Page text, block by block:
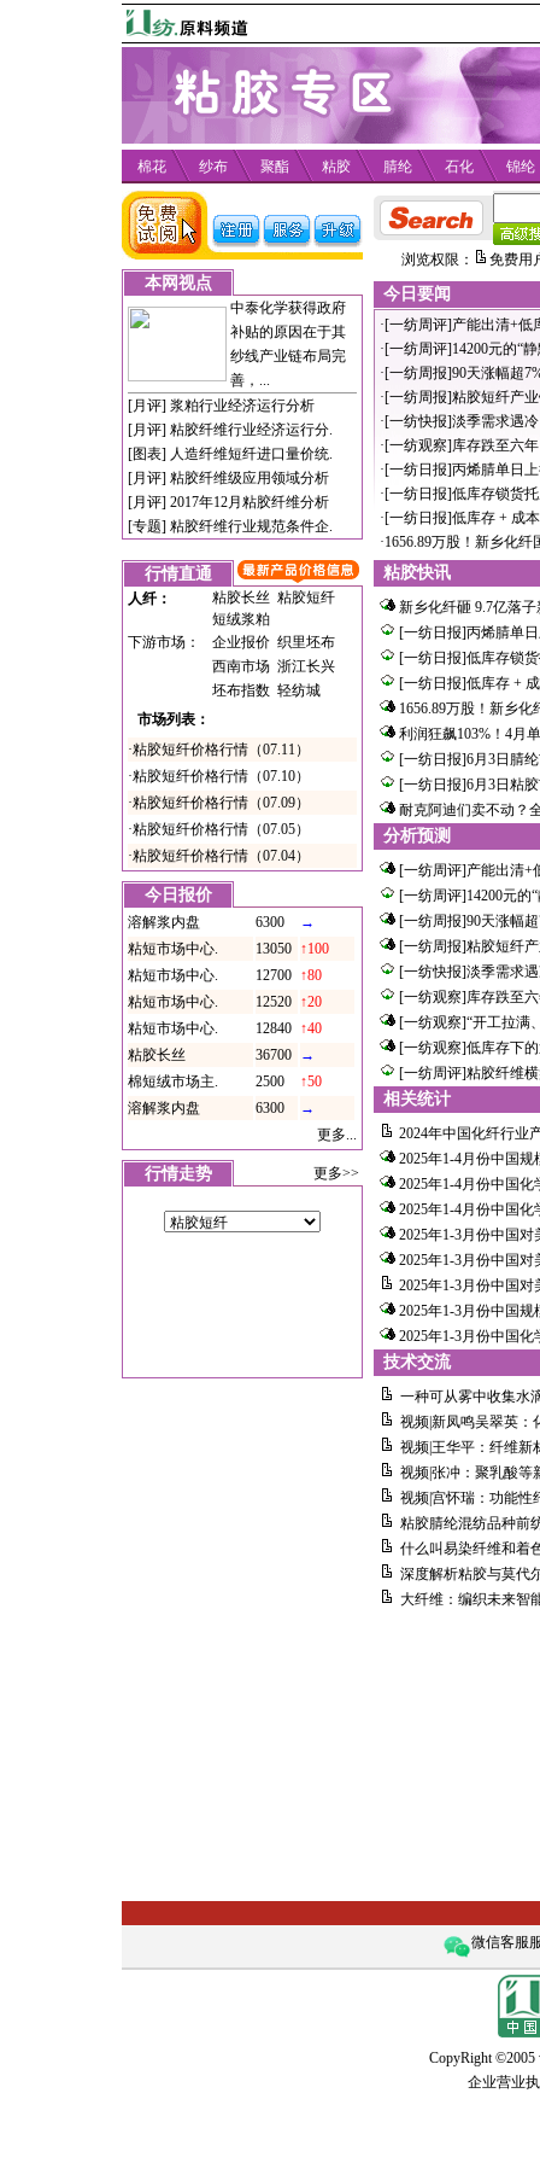
棉花 纱布 聚酯 粘胶 腈纶 石化 锦纶
本网视点
中泰化学获得政府
补贴的原因在于其
纱线产业链布局完
善，...
[月评] 浆粕行业经济运行分析
[月评] 粘胶纤维行业经济运行分.
[图表] 人造纤维短纤进口量价统.
[月评] 粘胶纤维级应用领域分析
[月评] 2017年12月粘胶纤维分析
[专题] 粘胶纤维行业规范条件企.
浏览权限： 免费用
今日要闻
·[一纺周评]产能出清+低
·[一纺周评]14200元的“
·[一纺周报]90天涨幅超
·[一纺周报]粘胶短纤产
·[一纺快报]淡季需求遇
·[一纺观察]库存跌至六
·[一纺日报]丙烯腈单日
·[一纺日报]低库存锁货
·[一纺日报]低库存 + 成
·1656.89万股！新乡化
行情直通
人纤： 粘胶长丝 粘胶短纤
短绒浆粕
下游市场：
企业报价 织里坯布
西南市场 浙江长兴
坯布指数 轻纺城
市场列表：
·粘胶短纤价格行情（07.11）
·粘胶短纤价格行情（07.10）
·粘胶短纤价格行情（07.09）
·粘胶短纤价格行情（07.05）
·粘胶短纤价格行情（07.04）
今日报价
溶解浆内盘 6300
→
粘短市场中心.
13050 ↑100
粘短市场中心.
12700 ↑80
粘短市场中心.
12520 ↑20
粘短市场中心.
12840 ↑40
粘胶长丝
36700
→
棉短绒市场主.
2500
↑50
溶解浆内盘
6300
→
更多...
行情走势 更多>>
粘胶快讯
新乡化纤砸 9.7亿落
[一纺日报]丙烯腈单
[一纺日报]低库存锁
[一纺日报]低库存 +
1656.89万股！新乡
利润狂飙103%！4月
[一纺日报]6月3日腈
[一纺日报]6月3日粘
耐克阿迪们卖不动？
分析预测
[一纺周评]产能出清+
[一纺周评]14200元的
[一纺周报]90天涨幅
[一纺周报]粘胶短纤
[一纺快报]淡季需求
[一纺观察]库存跌至
[一纺观察]“开工拉满
[一纺观察]低库存下
[一纺周评]粘胶纤维
相关统计
2024年中国化纤行业
2025年1-4月份中国
2025年1-4月份中国
2025年1-4月份中国
2025年1-3月份中国
2025年1-3月份中国
2025年1-3月份中国
2025年1-3月份中国
2025年1-3月份中国
技术交流
一种可从雾中收集水
视频|新凤鸣吴翠英：
视频|王华平：纤维新
视频|张冲：聚乳酸等
视频|宫怀瑞：功能性
粘胶腈纶混纺品种前
什么叫易染纤维和着
深度解析粘胶与莫代
大纤维：编织未来智
微信客服
CopyRight ©2005
企业营业